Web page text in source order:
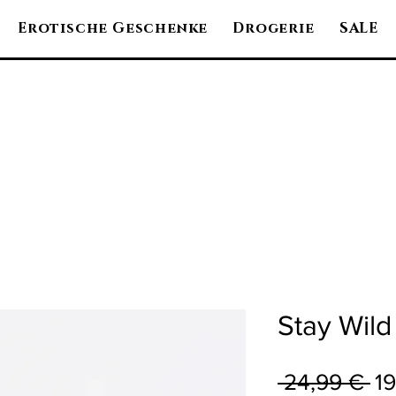
Erotische Geschenke Drogerie SALE
Stay Wild
24,99 €